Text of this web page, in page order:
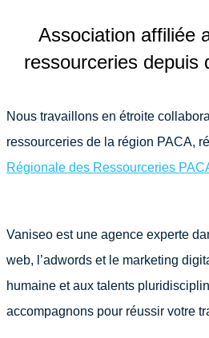
Association affiliée
ressourceries depuis
Nous travaillons en étroite
ressourceries de la région PACA,
Régionale des Ressourceries
Vaniseo est une agence experte
web, l’adwords et le marketing
humaine et aux talents
accompagnons pour réussir votre